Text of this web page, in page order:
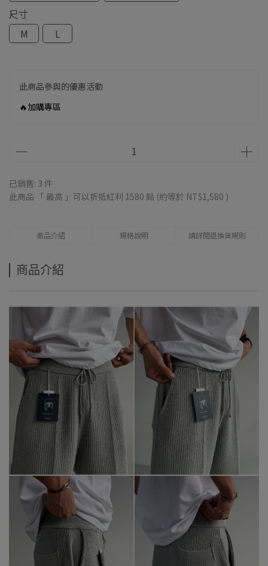
尺寸
M
L
此商品參與的優惠活動
🔥加購專區
已銷售: 3 件
此商品 「 最高 」可以折抵紅利 1580 點 (約等於 NT$1,580 )
商品介紹 規格說明 請詳閱退換貨規則
商品介紹